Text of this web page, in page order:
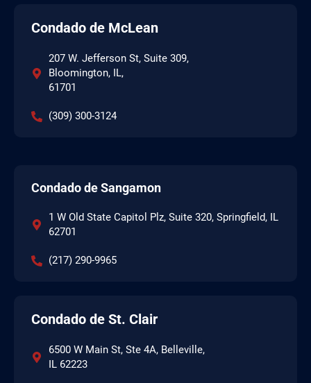
Condado de McLean
207 W. Jefferson St, Suite 309,
Bloomington, IL,
61701
(309) 300-3124
Condado de Sangamon
1 W Old State Capitol Plz, Suite 320, Springfield, IL
62701
(217) 290-9965
Condado de St. Clair
6500 W Main St, Ste 4A, Belleville,
IL 62223